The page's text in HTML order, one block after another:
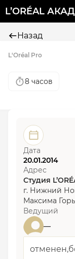
L’ORÉAL
Назад
L'Oréal Pro
8 часов
Дата
20.01.2014
Адрес
Студия
г. Нижний
Максима
Ведущий
—